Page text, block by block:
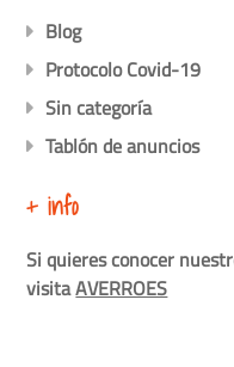
Blog
Protocolo Covid-19
Sin categoría
Tablón de anuncios
+ info
Si quieres conocer
visitaAVERROES